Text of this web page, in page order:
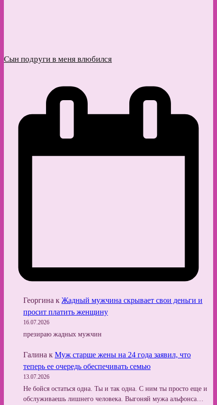
Сын подруги в меня влюбился
Георгина к Жадный мужчина скрывает свои деньги и
просит платить женщину
16.07.2026
презираю жадных мужчин
Галина к Муж старше жены на 24 года заявил, что
теперь ее очередь обеспечивать семью
13.07.2026
Не бойся остаться одна. Ты и так одна. С ним ты просто еще и
обслуживаешь лишнего человека. Выгоняй мужа альфонса…